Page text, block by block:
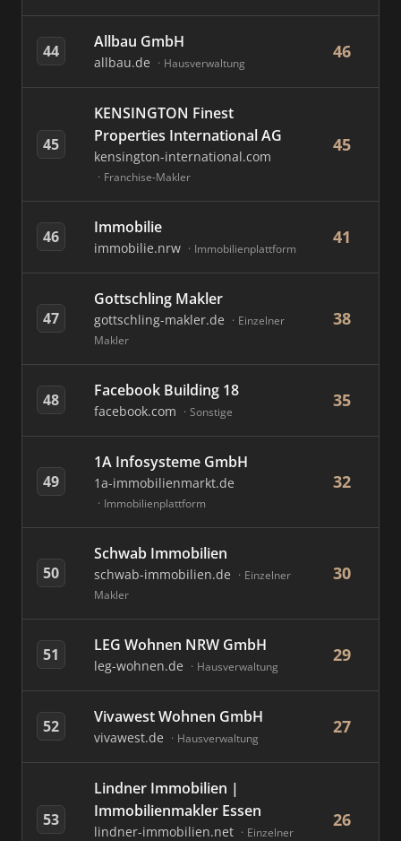
44 Allbau GmbH
allbau.de Hausverwaltung
46
45
KENSINGTON Finest
Properties International AG
kensington-international.com
Franchise-Makler
45
46 Immobilie
immobilie.nrw Immobilienplattform
41
47
Gottschling Makler
gottschling-makler.de
Einzelner
Makler
38
48 Facebook Building 18
facebook.com Sonstige
35
49
1A Infosysteme GmbH
1a-immobilienmarkt.de
Immobilienplattform
32
50
Schwab Immobilien
schwab-immobilien.de
Einzelner
Makler
30
51 LEG Wohnen NRW GmbH
leg-wohnen.de Hausverwaltung
29
52 Vivawest Wohnen GmbH
vivawest.de Hausverwaltung
27
53
Lindner Immobilien |
Immobilienmakler Essen
lindner-immobilien.net
Einzelner
26